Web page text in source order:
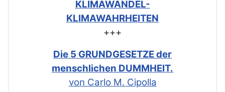
KLIMAWANDEL-
KLIMAWAHRHEITEN
+++
Die 5 GRUNDGESETZE der
menschlichen DUMMHEIT.
von Carlo M. Cipolla